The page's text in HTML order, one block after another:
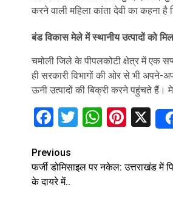
करने वाली महिला कांता देवी का कहना
बंड विकास मेले में स्थानीय उत्पादों को
चमोली जिले के पीपलकोटी क्षेत्र में एक
ही सरकारी विभागों की ओर से भी अपने-
ऊनी उत्पादों की बिक्री करने पहुंचते हैं।
Facebook
Twitter X
Continue
Reading
Previous
फर्जी डोमिसाइल पर नकेल: उत्तराखंड में
के दायरे में..